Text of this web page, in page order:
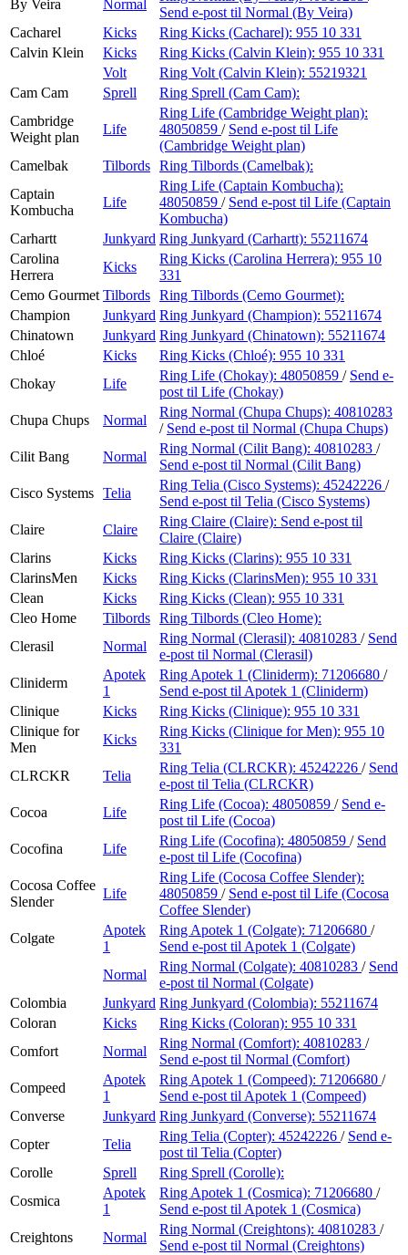
By Veira Normal
Send e-post til Normal (By Veira)
Cacharel
Kicks Ring Kicks (Cacharel): 955 10 331
Calvin Klein
Kicks Ring Kicks (Calvin Klein): 955 10 331
Volt
Ring Volt (Calvin Klein): 55219321
Cam Cam
Sprell
Ring Sprell (Cam Cam):
Cambridge
Weight plan
Life
Ring Life (Cambridge Weight plan):
48050859 / Send e-post til Life
(Cambridge Weight plan)
Camelbak
Tilbords Ring Tilbords (Camelbak):
Captain
Kombucha
Life
Ring Life (Captain Kombucha):
48050859 / Send e-post til Life (Captain
Kombucha)
Carhartt
Junkyard Ring Junkyard (Carhartt): 55211674
Carolina
Herrera
Kicks
Ring Kicks (Carolina Herrera): 955 10
331
Cemo Gourmet Tilbords Ring Tilbords (Cemo Gourmet):
Champion
Junkyard Ring Junkyard (Champion): 55211674
Chinatown
Junkyard Ring Junkyard (Chinatown): 55211674
Chloé
Kicks Ring Kicks (Chloé): 955 10 331
Chokay
Life
Ring Life (Chokay): 48050859 / Send e-
post til Life (Chokay)
Chupa Chups
Normal
Ring Normal (Chupa Chups): 40810283
/ Send e-post til Normal (Chupa Chups)
Cilit Bang
Normal
Ring Normal (Cilit Bang): 40810283 /
Send e-post til Normal (Cilit Bang)
Cisco Systems Telia
Ring Telia (Cisco Systems): 45242226 /
Send e-post til Telia (Cisco Systems)
Claire
Claire
Ring Claire (Claire): Send e-post til
Claire (Claire)
Clarins
Kicks Ring Kicks (Clarins): 955 10 331
ClarinsMen
Kicks Ring Kicks (ClarinsMen): 955 10 331
Clean
Kicks Ring Kicks (Clean): 955 10 331
Cleo Home
Tilbords Ring Tilbords (Cleo Home):
Clerasil
Normal
Ring Normal (Clerasil): 40810283 / Send
e-post til Normal (Clerasil)
Cliniderm
Apotek
1
Ring Apotek 1 (Cliniderm): 71206680 /
Send e-post til Apotek 1 (Cliniderm)
Clinique
Kicks Ring Kicks (Clinique): 955 10 331
Clinique for
Men
Kicks
Ring Kicks (Clinique for Men): 955 10
331
CLRCKR
Telia
Ring Telia (CLRCKR): 45242226 / Send
e-post til Telia (CLRCKR)
Cocoa
Life
Ring Life (Cocoa): 48050859 / Send e-
post til Life (Cocoa)
Cocofina
Life
Ring Life (Cocofina): 48050859 / Send
e-post til Life (Cocofina)
Cocosa Coffee
Slender
Life
Ring Life (Cocosa Coffee Slender):
48050859 / Send e-post til Life (Cocosa
Coffee Slender)
Colgate
Apotek
1
Ring Apotek 1 (Colgate): 71206680 /
Send e-post til Apotek 1 (Colgate)
Normal
Ring Normal (Colgate): 40810283 / Send
e-post til Normal (Colgate)
Colombia
Junkyard Ring Junkyard (Colombia): 55211674
Coloran
Kicks Ring Kicks (Coloran): 955 10 331
Comfort
Normal
Ring Normal (Comfort): 40810283 /
Send e-post til Normal (Comfort)
Compeed
Apotek
1
Ring Apotek 1 (Compeed): 71206680 /
Send e-post til Apotek 1 (Compeed)
Converse
Junkyard Ring Junkyard (Converse): 55211674
Copter
Telia
Ring Telia (Copter): 45242226 / Send e-
post til Telia (Copter)
Corolle
Sprell
Ring Sprell (Corolle):
Cosmica
Apotek
1
Ring Apotek 1 (Cosmica): 71206680 /
Send e-post til Apotek 1 (Cosmica)
Creightons
Normal
Ring Normal (Creightons): 40810283 /
Send e-post til Normal (Creightons)